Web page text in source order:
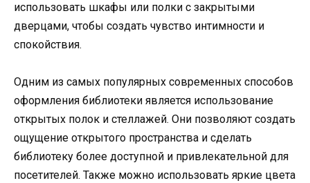
использовать шкафы или полки с закрытыми
дверцами, чтобы создать чувство интимности и
спокойствия.
Одним из самых популярных современных способов
оформления библиотеки является использование
открытых полок и стеллажей. Они позволяют создать
ощущение открытого пространства и сделать
библиотеку более доступной и привлекательной для
посетителей. Также можно использовать яркие цвета